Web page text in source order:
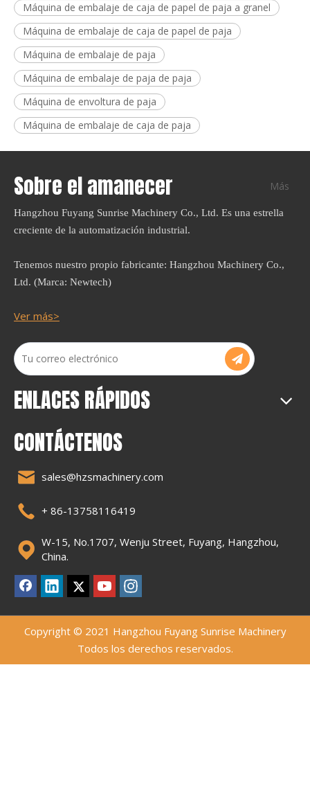
Máquina de embalaje de caja de papel de paja a granel
Máquina de embalaje de caja de papel de paja
Máquina de embalaje de paja
Máquina de embalaje de paja de paja
Máquina de envoltura de paja
Máquina de embalaje de caja de paja
Sobre el amanecer Más
Hangzhou Fuyang Sunrise Machinery Co., Ltd. Es una estrella
creciente de la automatización industrial.
Tenemos nuestro propio fabricante: Hangzhou Machinery Co.,
Ltd. (Marca: Newtech)
Ver más>
ENLACES RÁPIDOS
CONTÁCTENOS
sales@hzsmachinery.com
+ 86-13758116419
W-15, No.1707, Wenju Street, Fuyang, Hangzhou,
China.
Copyright © 2021 Hangzhou Fuyang Sunrise Machinery
Todos los derechos reservados.